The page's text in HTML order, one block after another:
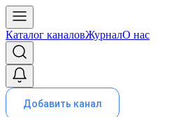
Каталог каналовЖурналО нас
Добавить канал